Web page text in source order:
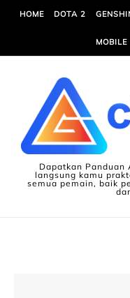
Skip to content
HOME DOTA 2
MOBILE
Dapatkan Panduan
langsung kamu
semua pemain, baik